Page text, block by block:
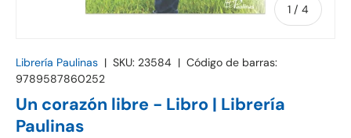
1 / de
4
Librería Paulinas | SKU: 23584 | Código de barras:
9789587860252
Un corazón libre - Libro | Librería
Paulinas